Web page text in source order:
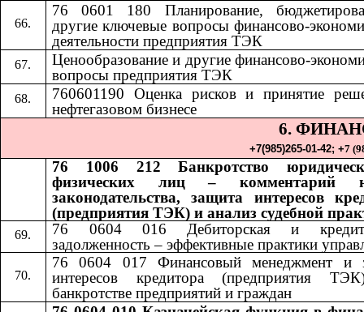
76 0601 180 Планирование,
другие ключевые вопросы финансово-
деятельности предприятия ТЭК
Ценообразование и другие финансово-
вопросы предприятия ТЭК
760601190 Оценка рисков и принятие
нефтегазовом бизнесе
6.
+7(985)265-01-42;​​ +7
76 1006 212 Банкротство
физических лиц – комментарий
законодательства, защита интересов
(предприятия ТЭК) и анализ судебной
76 0604 016 Дебиторская и
задолженность – эффективные практики
76 0604 017 Финансовый менеджмент и
интересов кредитора (предприятия
банкротстве предприятий и граждан